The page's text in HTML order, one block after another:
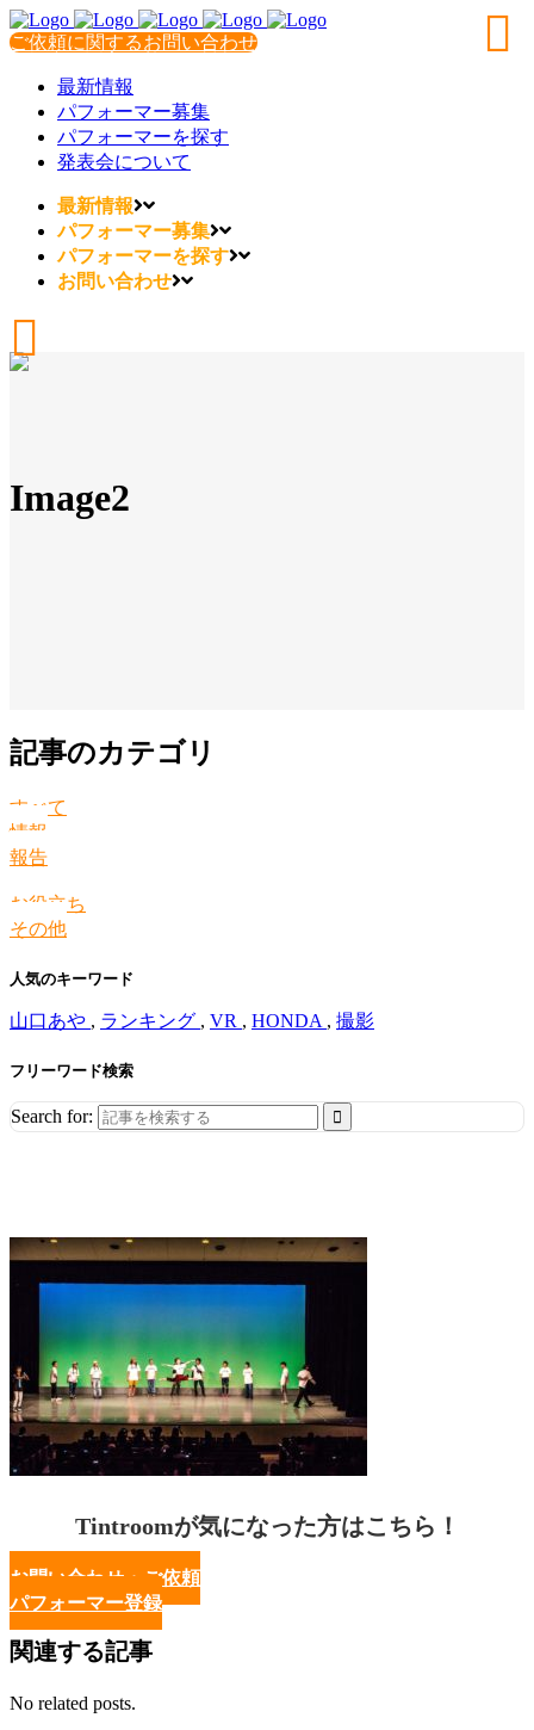
ご依頼に関するお問い合わせ
最新情報
パフォーマー募集
パフォーマーを探す
発表会について
最新情報
パフォーマー募集
パフォーマーを探す
お問い合わせ
Image2
記事のカテゴリ
すべて
情報
報告
お役立ち
その他
人気のキーワード
山口あや , ランキング , VR , HONDA , 撮影
フリーワード検索
Search for:
Tintroomが気になった方はこちら！
お問い合わせ・ご依頼
パフォーマー登録
関連する記事
No related posts.